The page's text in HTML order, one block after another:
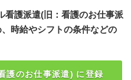
看護派遣(旧：看護のお仕事派
時給やシフトの条件などの
護のお仕事派遣) に登録